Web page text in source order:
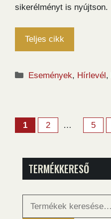
sikerélményt is nyújtson.
Teljes cikk
Kategória
Események, Hírlevél,
Oldal
1 Oldal
2 … Oldal
5
TERMÉKKERESŐ
Keresés